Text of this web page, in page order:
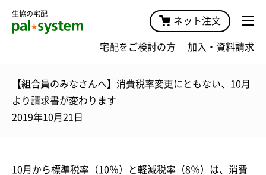
生協の宅配
ネット注文
宅配をご検討の方 加入・資料請求
【組合員のみなさんへ】消費税率変更にともない、10月
より請求書が変わります
2019年10月21日
10月から標準税率（10％）と軽減税率（8％）は、消費